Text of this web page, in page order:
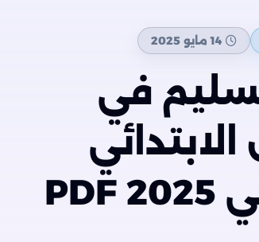
14 مايو 2025
في
الفصل الدراسي الثاني 2025 PDF